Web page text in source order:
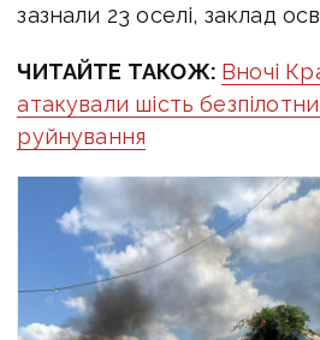
зазнали 23 оселі, заклад
ЧИТАЙТЕ ТАКОЖ: Вночі
атакували шість
руйнування